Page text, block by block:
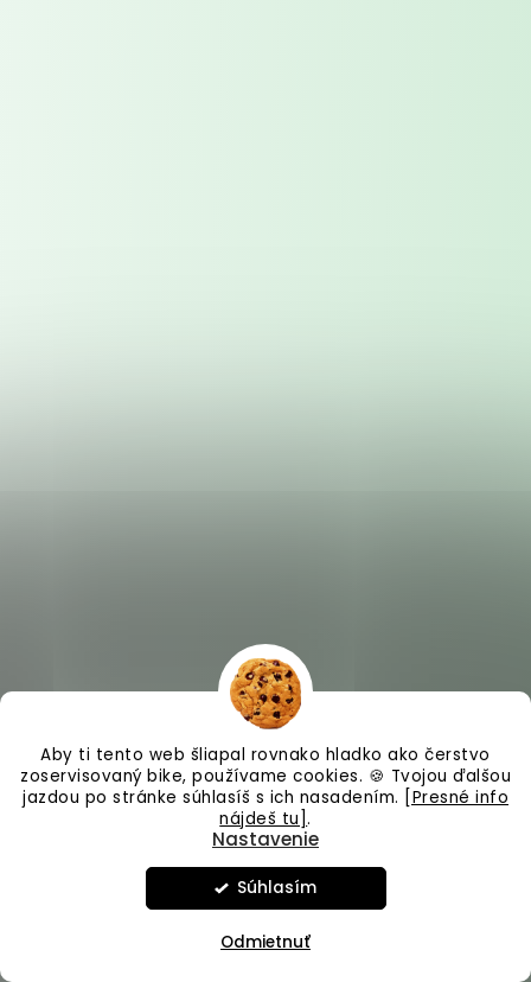
Aby ti tento web šliapal rovnako hladko ako čerstvo
zoservisovaný bike, používame cookies. 🍪 Tvojou ďalšou
jazdou po stránke súhlasíš s ich nasadením. [Presné info
nájdeš tu].
Nastavenie
Odmietnuť
Súhlasím